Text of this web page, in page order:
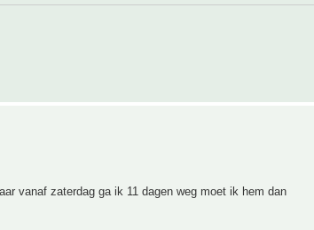
vanaf zaterdag ga ik 11 dagen weg moet ik hem dan